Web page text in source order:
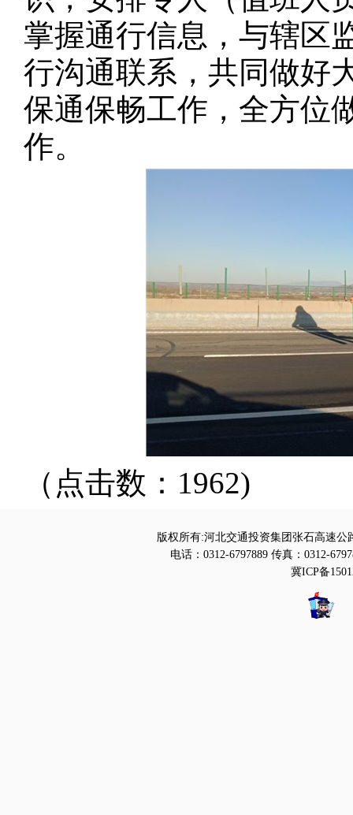
掌握通行信息，与辖区
行沟通联系，共同做好
保通保畅工作，全方位
作。
（点击数：1962)
版权所有:河北交通投资集团张石高速公
电话：0312-6797889 传真：0312-
冀ICP备